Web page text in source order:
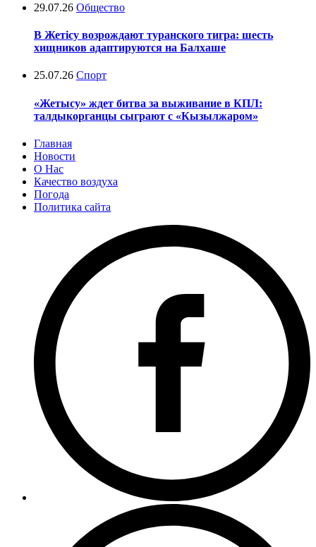
29.07.26 Общество
В Жетісу возрождают туранского тигра: шесть
хищников адаптируются на Балхаше
25.07.26 Спорт
«Жетысу» ждет битва за выживание в КПЛ:
талдыкорганцы сыграют с «Кызылжаром»
Главная
Новости
О Нас
Качество воздуха
Погода
Политика сайта